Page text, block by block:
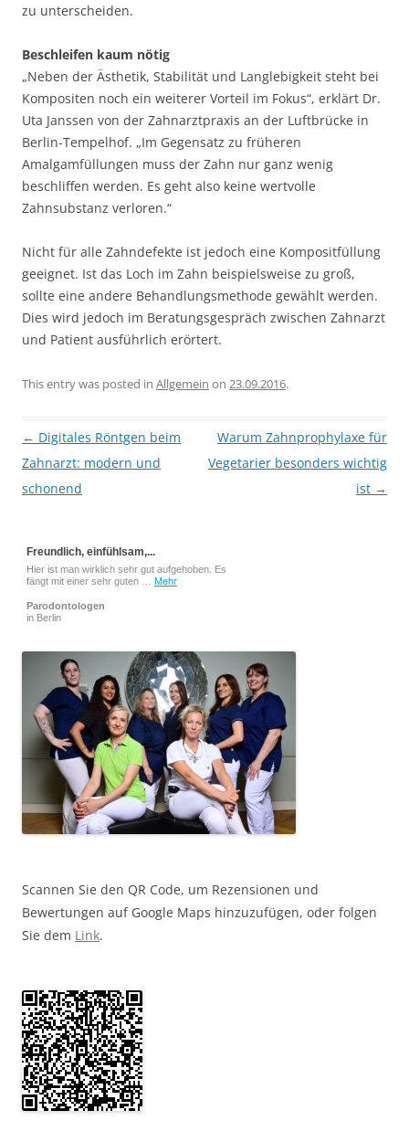
zu unterscheiden.
Beschleifen kaum nötig
„Neben der Ästhetik, Stabilität und Langlebigkeit steht bei
Kompositen noch ein weiterer Vorteil im Fokus“, erklärt Dr.
Uta Janssen von der Zahnarztpraxis an der Luftbrücke in
Berlin-Tempelhof. „Im Gegensatz zu früheren
Amalgamfüllungen muss der Zahn nur ganz wenig
beschliffen werden. Es geht also keine wertvolle
Zahnsubstanz verloren.“
Nicht für alle Zahndefekte ist jedoch eine Kompositfüllung
geeignet. Ist das Loch im Zahn beispielsweise zu groß,
sollte eine andere Behandlungsmethode gewählt werden.
Dies wird jedoch im Beratungsgespräch zwischen Zahnarzt
und Patient ausführlich erörtert.
This entry was posted in Allgemein on 23.09.2016.
Post
navigation
← Digitales Röntgen beim
Zahnarzt: modern und
schonend
Warum Zahnprophylaxe für
Vegetarier besonders wichtig
ist →
Freundlich, einfühlsam,...
Hier ist man wirklich sehr gut aufgehoben. Es
fängt mit einer sehr guten … Mehr
Parodontologen
in Berlin
Scannen Sie den QR Code, um Rezensionen und
Bewertungen auf Google Maps hinzuzufügen, oder folgen
Sie dem Link.